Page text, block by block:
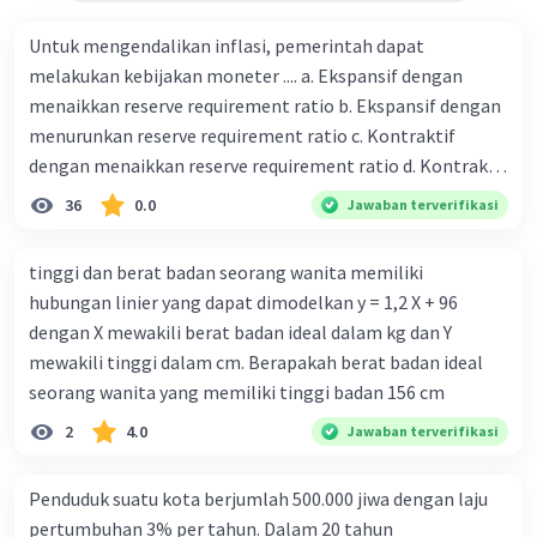
Untuk mengendalikan inflasi, pemerintah dapat
melakukan kebijakan moneter .... a. Ekspansif dengan
menaikkan reserve requirement ratio b. Ekspansif dengan
menurunkan reserve requirement ratio c. Kontraktif
dengan menaikkan reserve requirement ratio d. Kontraktif
dengan menurunkan reserve requirement ratio e.
Ekspansif dengan menaikkan tingkat diskonto Bila Bank
ceteris paribus maka .... a. Menimbulkan inflasi di mana
bentuk kurva jumlah uang beredar (penawaran uang) naik
dari kiri bawah ke kanan atas b. Menimbulkan deflasi di
mana bentuk kurva jumlah uang beredar (penawaran
uang) naik dari kiri bawah ke kanan atas c. Tingkat bunga
meningkat di mana bentuk kurva jumlah uang beredar
Tingkat bunga turun di mana bentuk kurva jumlah uang
beredar (penawaran uang) naik dari kiri bawah ke kanan
36 0.0 Jawaban terverifikasi
tinggi dan berat badan seorang wanita memiliki
hubungan linier yang dapat dimodelkan y = 1,2 X + 96
dengan X mewakili berat badan ideal dalam kg dan Y
mewakili tinggi dalam cm. Berapakah berat badan ideal
seorang wanita yang memiliki tinggi badan 156 cm
2 4.0 Jawaban terverifikasi
Penduduk suatu kota berjumlah 500.000 jiwa dengan laju
pertumbuhan 3% per tahun. Dalam 20 tahun